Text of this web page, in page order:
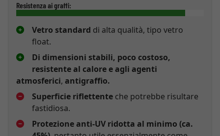
Resistenza ai graffi:
Vetro standard di alta qualità, tipo vetro
float.
Di dimensioni stabili, poco costoso,
resistente al calore e agli agenti
atmosferici, antigraffio.
Superficie riflettente che potrebbe risultare
fastidiosa.
Protezione anti-UV ridotta al minimo (ca.